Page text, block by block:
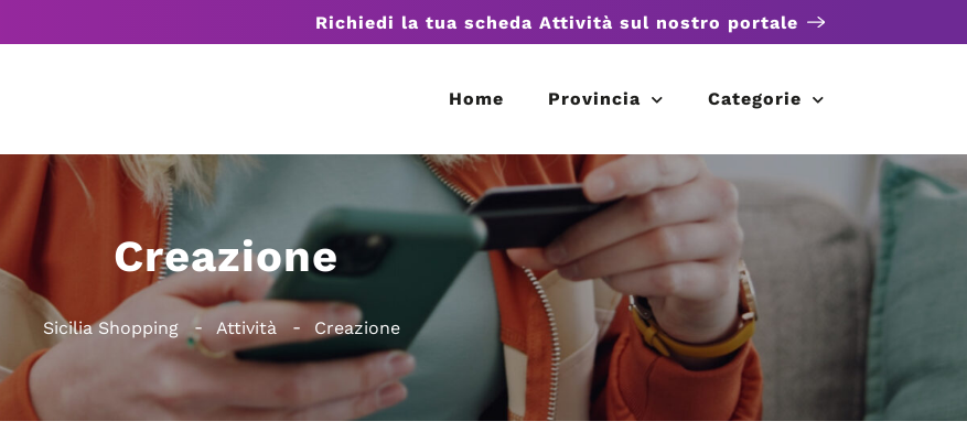
Richiedi la tua scheda Attività sul nostro portale
Home Provincia Categorie
Creazione
Sicilia Shopping Attività Creazione